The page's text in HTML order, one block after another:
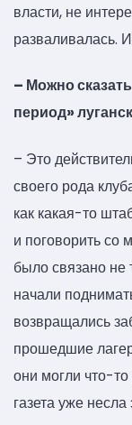
власти, не
разваливалась.
– Можно
период»
– Это
своего рода
как какая-то
и поговорить со
было связано не
начали
возвращались
прошедшие
они могли что-то
газета уже